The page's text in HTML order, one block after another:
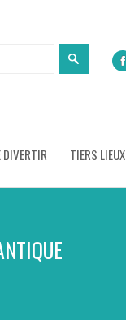
DIVERTIR TIERS LIEUX